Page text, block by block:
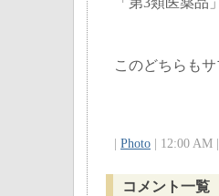
このどちらもサ
Photo | 12:00 AM |
コメント一覧